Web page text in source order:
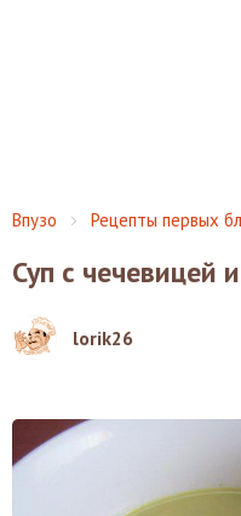
Впузо Рецепты первых
Суп с чечевицей
lorik26